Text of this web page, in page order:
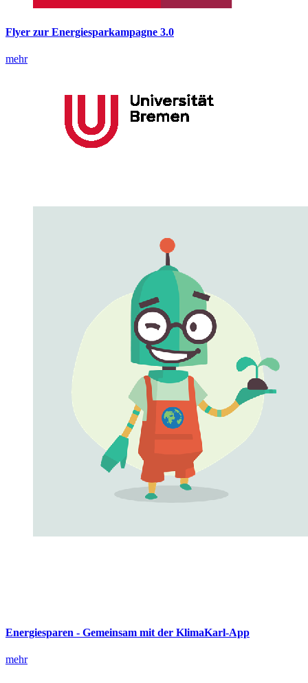
Flyer zur Energiesparkampagne 3.0
mehr
Energiesparen - Gemeinsam mit der KlimaKarl-App
mehr